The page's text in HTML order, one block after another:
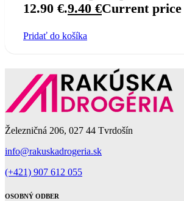
12.90 €.9.40 €Current price
Pridať do košíka
Železničná 206, 027 44 Tvrdošín
info@rakuskadrogeria.sk
(+421) 907 612 055
OSOBNÝ ODBER